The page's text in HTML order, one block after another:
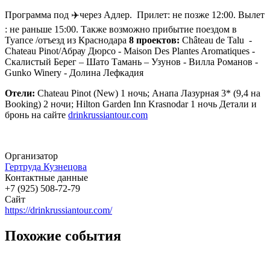
Программа под ✈️через Адлер. Прилет: не позже 12:00. Вылет
: не раньше 15:00. Также возможно прибытие поездом в
Туапсе /отъезд из Краснодара 8 проектов: Château de Talu -
Chateau Pinot/Абрау Дюрсо - Maison Des Plantes Aromatiques -
Скалистый Берег – Шато Тамань – Узунов - Вилла Романов -
Gunko Winery - Долина Лефкадия
Отели: Chateau Pinot (New) 1 ночь; Анапа Лазурная 3* (9,4 на
Booking) 2 ночи; Hilton Garden Inn Krasnodar 1 ночь Детали и
бронь на сайте drinkrussiantour.com
Организатор
Гертруда Кузнецова
Контактные данные
+7 (925) 508-72-79
Сайт
https://drinkrussiantour.com/
Похожие события